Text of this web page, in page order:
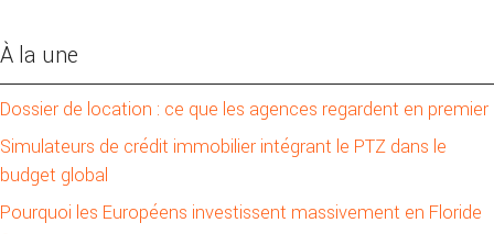
À la une
Dossier de location : ce que les agences regardent en premier
Simulateurs de crédit immobilier intégrant le PTZ dans le
budget global
Pourquoi les Européens investissent massivement en Floride